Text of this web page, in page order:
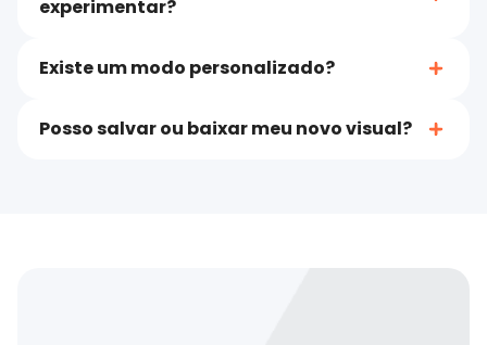
experimentar?
Existe um modo personalizado?
Posso salvar ou baixar meu novo visual?